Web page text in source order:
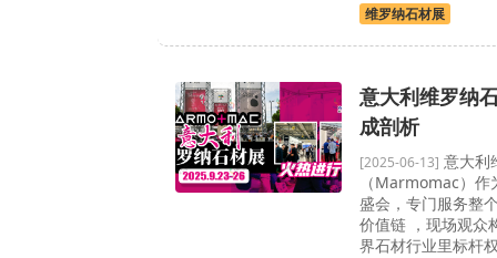
维罗纳石材展
意大利维罗纳
成剖析
[2025-06-13] 意大利
（Marmomac）
盛会，专门服务整
价值链 ，现场观众
界石材行业里标杆